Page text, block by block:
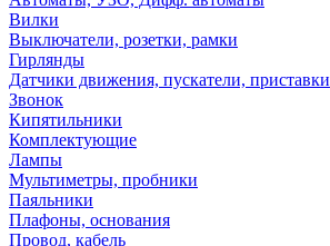
Вилки
Выключатели, розетки, рамки
Гирлянды
Датчики движения, пускатели, приставки
Звонок
Кипятильники
Комплектующие
Лампы
Мультиметры, пробники
Паяльники
Плафоны, основания
Провод, кабель